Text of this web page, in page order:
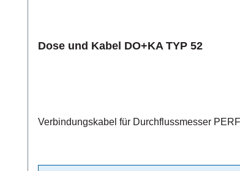
Dose und Kabel DO+KA TYP 52
Verbindungskabel für Durchflussmesser